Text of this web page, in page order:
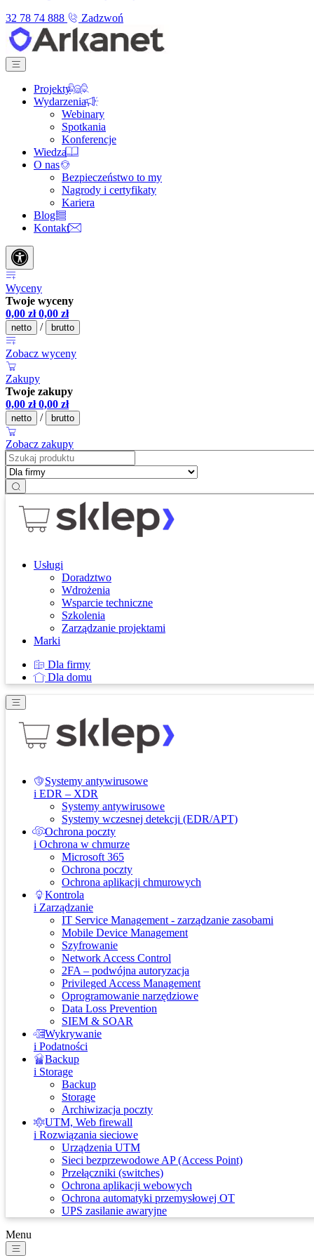
32 78 74 888
Zadzwoń
Projekty
Wydarzenia
Webinary
Spotkania
Konferencje
Wiedza
O nas
Bezpieczeństwo to my
Nagrody i certyfikaty
Kariera
Blog
Kontakt
Wyceny
Twoje wyceny
0,00 zł 0,00 zł
netto / brutto
Zobacz wyceny
Zakupy
Twoje zakupy
0,00 zł 0,00 zł
netto / brutto
Zobacz zakupy
Usługi
Doradztwo
Wdrożenia
Wsparcie techniczne
Szkolenia
Zarządzanie projektami
Marki
Dla firmy
Dla domu
Systemy antywirusowe
i EDR – XDR
Systemy antywirusowe
Systemy wczesnej detekcji (EDR/APT)
Ochrona poczty
i Ochrona w chmurze
Microsoft 365
Ochrona poczty
Ochrona aplikacji chmurowych
Kontrola
i Zarządzanie
IT Service Management - zarządzanie zasobami
Mobile Device Management
Szyfrowanie
Network Access Control
2FA – podwójna autoryzacja
Privileged Access Management
Oprogramowanie narzędziowe
Data Loss Prevention
SIEM & SOAR
Wykrywanie
i Podatności
Backup
i Storage
Backup
Storage
Archiwizacja poczty
UTM, Web firewall
i Rozwiązania sieciowe
Urządzenia UTM
Sieci bezprzewodowe AP (Access Point)
Przełączniki (switches)
Ochrona aplikacji webowych
Ochrona automatyki przemysłowej OT
UPS zasilanie awaryjne
Menu